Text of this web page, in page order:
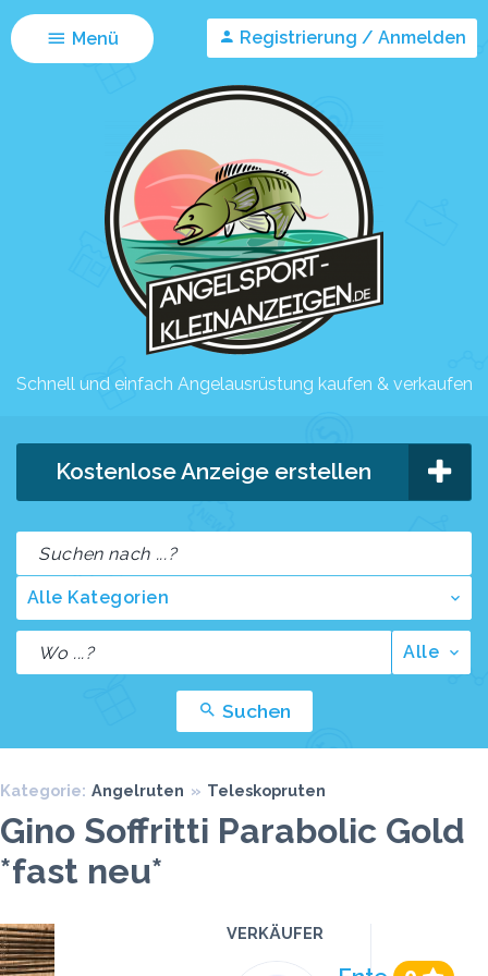
Menü Registrierung / Anmelden
Schnell und einfach Angelausrüstung kaufen & verkaufen
Kostenlose Anzeige erstellen
Alle Kategorien
Alle
Suchen
Kategorie: Angelruten » Teleskopruten
Gino Soffritti Parabolic Gold
*fast neu*
VERKÄUFER